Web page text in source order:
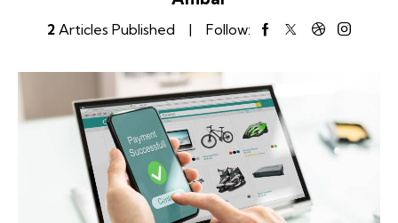
2Articles Published Follow: